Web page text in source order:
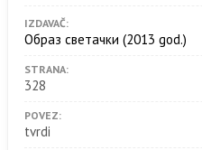
IZDAVAČ:
Образ светачки (2013 god.)
STRANA:
328
POVEZ:
tvrdi